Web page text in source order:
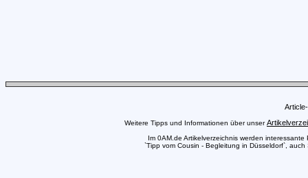
Weitere Tipps und Informationen über unser
Im 0AM.de Artikelverzeichnis werden
`Tipp vom Cousin - Begleitung in Düsseldorf`,